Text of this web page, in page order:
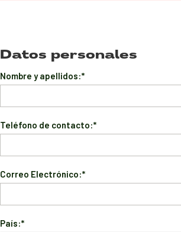
Datos personales
Nombre y apellidos:*
Teléfono de contacto:*
Correo Electrónico:*
País:*